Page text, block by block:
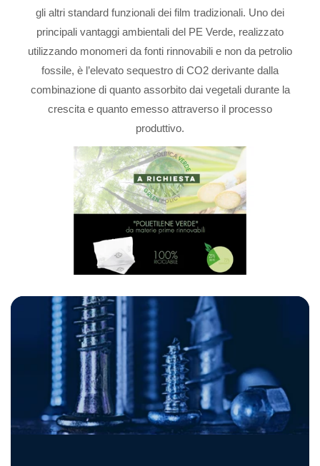
gli altri standard funzionali dei film tradizionali. Uno dei
principali vantaggi ambientali del PE Verde, realizzato
utilizzando monomeri da fonti rinnovabili e non da petrolio
fossile, è l’elevato sequestro di CO2 derivante dalla
combinazione di quanto assorbito dai vegetali durante la
crescita e quanto emesso attraverso il processo
produttivo.